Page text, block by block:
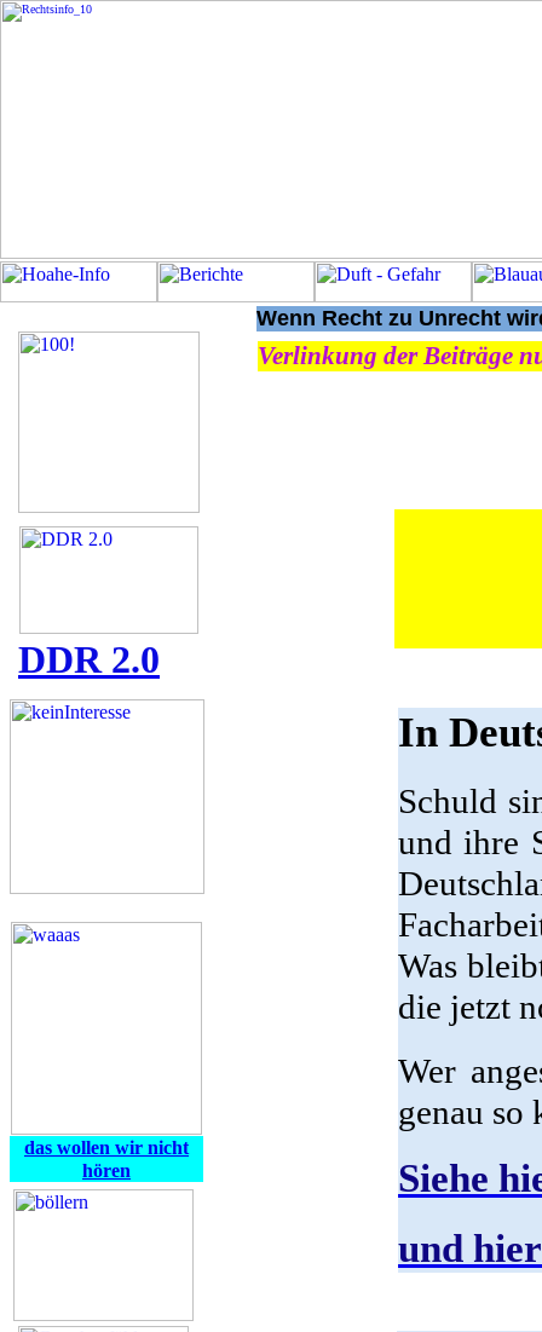
DDR 2.0
das wollen wir nicht
hören
Wenn Recht zu Unrecht
Verlinkung der Beiträge
In
Schuld
und ihre
Was
die jetzt
Wer
genau so
Siehe
und